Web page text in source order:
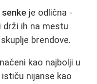
je odlična -
drži ih na mestu
brendove.
kao najbolji u
nijanse kao